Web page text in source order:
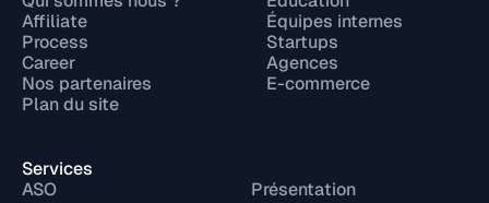
Affiliate
Process
Career
Nos partenaires
Plan du site
Services
ASO
Présentation
Équipes internes
Startups
Agences
E-commerce